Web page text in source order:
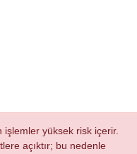
işlemler yüksek risk içerir.
açıktır; bu nedenle